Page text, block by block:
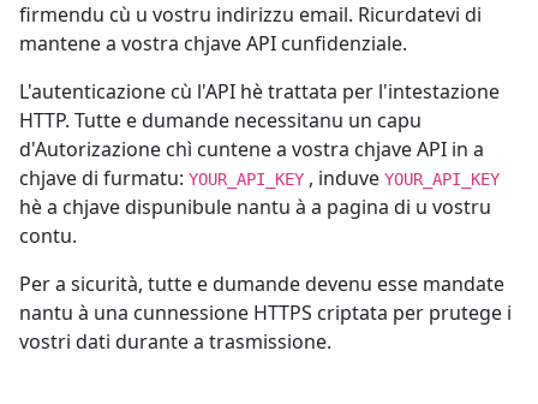
firmendu cù u vostru indirizzu email. Ricurdatevi di
mantene a vostra chjave API cunfidenziale.
L'autenticazione cù l'API hè trattata per l'intestazione
HTTP. Tutte e dumande necessitanu un capu
d'Autorizazione chì cuntene a vostra chjave API in a
chjave di furmatu: YOUR_API_KEY , induve YOUR_API_KEY
hè a chjave dispunibule nantu à a pagina di u vostru
contu.
Per a sicurità, tutte e dumande devenu esse mandate
nantu à una cunnessione HTTPS criptata per prutege i
vostri dati durante a trasmissione.